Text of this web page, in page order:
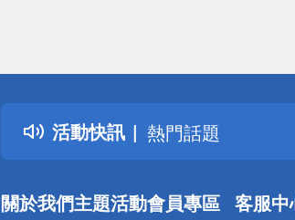
活動快訊
詐騙網頁！請小
得獎公告
熱門話題
銀行優惠
詐騙網頁！請小
關於我們主題活動會員專區 客服中